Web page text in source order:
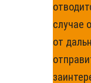
случае
от